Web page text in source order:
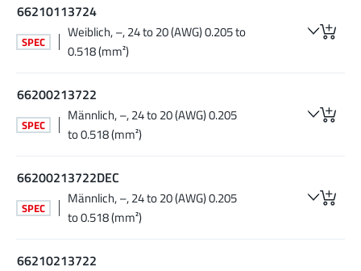
66210113724
SPEC
Weiblich, –, 24 to 20 (AWG) 0.205 to
0.518 (mm²)
66200213722
SPEC
Männlich, –, 24 to 20 (AWG) 0.205
to 0.518 (mm²)
66200213722DEC
SPEC
Männlich, –, 24 to 20 (AWG) 0.205
to 0.518 (mm²)
66210213722